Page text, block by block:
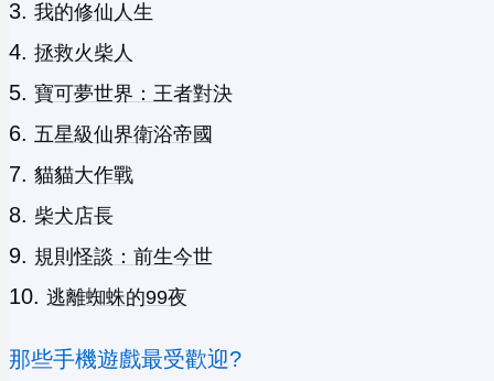
我的修仙人生
拯救火柴人
寶可夢世界：王者對決
五星級仙界衛浴帝國
貓貓大作戰
柴犬店長
規則怪談：前生今世
逃離蜘蛛的99夜
那些手機遊戲最受歡迎?